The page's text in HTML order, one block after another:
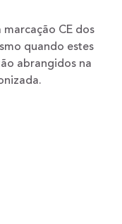
CE dos
quando estes
abrangidos na